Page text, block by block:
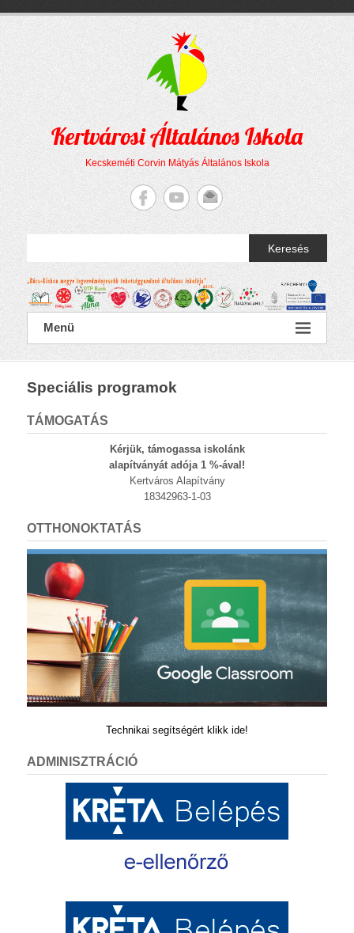
Kertvárosi Általános Iskola
Kecskeméti Corvin Mátyás Általános Iskola
Keresés
Menü
Speciális programok
TÁMOGATÁS
Kérjük, támogassa iskolánk
alapítványát adója 1 %-ával!
Kertváros Alapítvány
18342963-1-03
OTTHONOKTATÁS
Technikai segítségért klikk ide!
ADMINISZTRÁCIÓ